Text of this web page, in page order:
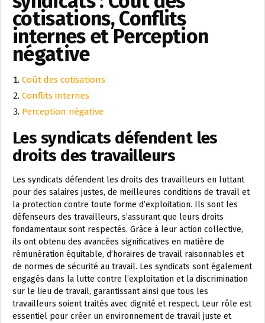
cotisations, Conflits
internes et Perception
négative
Coût des cotisations
Conflits internes
Perception négative
Les syndicats défendent les
droits des travailleurs
Les syndicats défendent les droits des travailleurs en luttant
pour des salaires justes, de meilleures conditions de travail et
la protection contre toute forme d’exploitation. Ils sont les
défenseurs des travailleurs, s’assurant que leurs droits
fondamentaux sont respectés. Grâce à leur action collective,
ils ont obtenu des avancées significatives en matière de
rémunération équitable, d’horaires de travail raisonnables et
de normes de sécurité au travail. Les syndicats sont également
engagés dans la lutte contre l’exploitation et la discrimination
sur le lieu de travail, garantissant ainsi que tous les
travailleurs soient traités avec dignité et respect. Leur rôle est
essentiel pour créer un environnement de travail juste et